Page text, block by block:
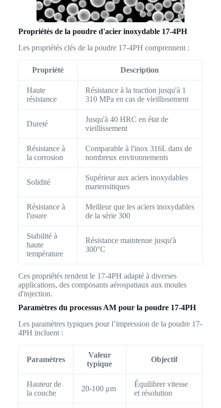
Propriétés de la poudre d'acier inoxydable 17-4PH
Les propriétés clés de la poudre 17-4PH comprennent :
Propriété Description
Haute
résistance
Résistance à la traction jusqu'à 1
310 MPa en cas de vieillissement
Dureté
Jusqu'à 40 HRC en état de
vieillissement
Résistance à
la corrosion
Comparable à l'inox 316L dans de
nombreux environnements
Solidité
Supérieur aux aciers inoxydables
martensitiques
Résistance à
l'usure
Meilleur que les aciers inoxydables
de la série 300
Stabilité à
haute
température
Résistance maintenue jusqu'à
300°C
Ces propriétés rendent le 17-4PH adapté à diverses
applications, des composants aérospatiaux aux moules
d'injection.
Paramètres du processus AM pour la poudre 17-4PH
Les paramètres typiques pour l’impression de la poudre 17-
4PH incluent :
Paramètres
Valeur
typique
Objectif
Hauteur de
la couche
20-100 μm
Équilibrer vitesse
et résolution